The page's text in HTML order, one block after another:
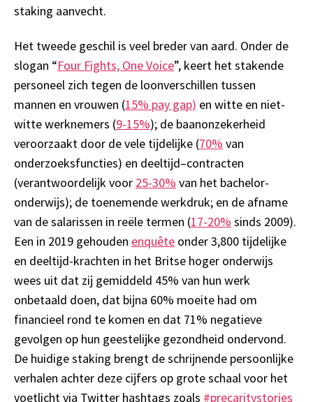
staking aanvecht.
Het tweede geschil is veel breder van aard. Onder de
slogan “Four Fights, One Voice”, keert het stakende
personeel zich tegen de loonverschillen tussen
mannen en vrouwen (15% pay gap) en witte en niet-
witte werknemers (9-15%); de baanonzekerheid
veroorzaakt door devele tijdelijke (70% van
onderzoeksfuncties) en deeltijd–contracten
(verantwoordelijk voor 25-30% van het bachelor-
onderwijs); de toenemende werkdruk; en de afname
van de salarissen in reële termen (17-20% sinds 2009).
Een in 2019 gehouden enquête onder 3,800 tijdelijke
en deeltijd-krachten in het Britse hoger onderwijs
wees uit dat zij gemiddeld 45% van hun werk
onbetaald doen, dat bijna 60% moeite had om
financieel rond te komen en dat 71% negatieve
gevolgen op hun geestelijke gezondheid ondervond.
De huidige staking brengt de schrijnende persoonlijke
verhalen achter deze cijfers op grote schaal voor het
voetlicht via Twitter hashtags zoals #precaritystories